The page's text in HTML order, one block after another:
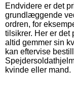
Endvidere er det
grundlæggende
ordren, for
tilsikrer. Her er det
altid gemmer sin
kan eftervise
kvinde eller mand.